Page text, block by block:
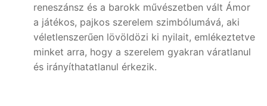
reneszánsz és a barokk művészetben vált Ámor
a játékos, pajkos szerelem szimbólumává, aki
véletlenszerűen lövöldözi ki nyilait, emlékeztetve
minket arra, hogy a szerelem gyakran váratlanul
és irányíthatatlanul érkezik.